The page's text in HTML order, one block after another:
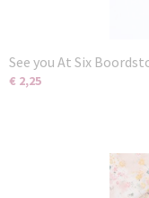
See you At Six
€ 2,25